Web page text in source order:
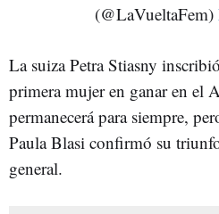
(@LaVueltaFem)
La suiza Petra Stiasny
primera mujer en ganar en el
permanecerá para siempre,
Paula Blasi confirmó su
general.